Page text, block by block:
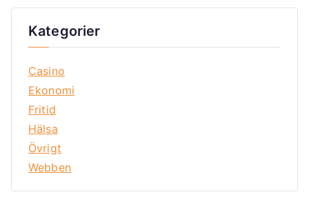
Kategorier
Casino
Ekonomi
Fritid
Hälsa
Övrigt
Webben